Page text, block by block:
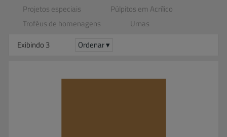
Projetos especiais
Púlpitos em Acrílico
Troféus de homenagens
Urnas
Exibindo 3
Ordenar ▾